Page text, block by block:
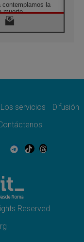
contemplamos la
muerte
de la Madre
no cesa: 300
el mundo, solo la
Los servicios
Difusión
Reserved.